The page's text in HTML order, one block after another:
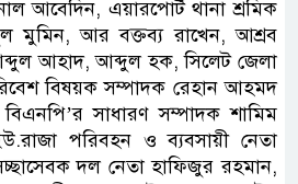
আবেদিন, এয়ারপোর্ট থানা শ্রমিক
মুমিন, আর বক্তব্য রাখেন, আশ্রব
আহাদ, আব্দুল হক, সিলেট জেলা
বিষয়ক সম্পাদক রেহান আহমদ
সাধারণ সম্পাদক শামিম
পরিবহন ও ব্যবসায়ী নেতা
দল নেতা হাফিজুর রহমান,